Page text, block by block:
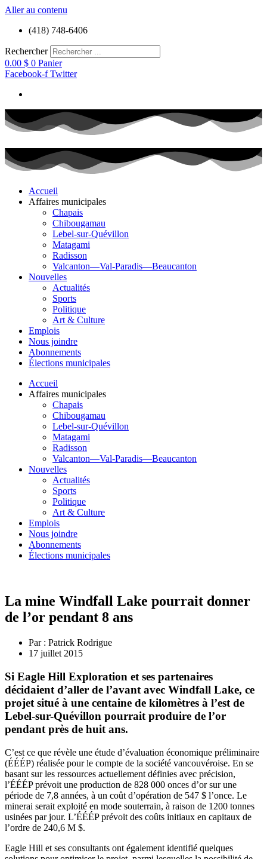
Aller au contenu
(418) 748-6406
Rechercher
0.00 $ 0 Panier
Facebook-f Twitter
Accueil
Affaires municipales
Chapais
Chibougamau
Lebel-sur-Quévillon
Matagami
Radisson
Valcanton—Val-Paradis—Beaucanton
Nouvelles
Actualités
Sports
Politique
Art & Culture
Emplois
Nous joindre
Abonnements
Élections municipales
Accueil
Affaires municipales
Chapais
Chibougamau
Lebel-sur-Quévillon
Matagami
Radisson
Valcanton—Val-Paradis—Beaucanton
Nouvelles
Actualités
Sports
Politique
Art & Culture
Emplois
Nous joindre
Abonnements
Élections municipales
La mine Windfall Lake pourrait donner
de l’or pendant 8 ans
Par : Patrick Rodrigue
17 juillet 2015
Si Eagle Hill Exploration et ses partenaires
décidaient d’aller de l’avant avec Windfall Lake, ce
projet situé à une centaine de kilomètres à l’est de
Lebel-sur-Quévillon pourrait produire de l’or
pendant près de huit ans.
C’est ce que révèle une étude d’évaluation économique préliminaire
(ÉÉÉP) réalisée pour le compte de la société vancouvéroise. En se
basant sur les ressources actuellement définies avec précision,
l’ÉÉÉP prévoit une production de 828 000 onces d’or sur une
période de 7,8 années, à un coût d’opération de 547 $ l’once. Le
minerai serait exploité en mode souterrain, à raison de 1200 tonnes
usinées par jour. L’ÉÉÉP prévoit des coûts initiaux en capitaux de
l’ordre de 240,6 M $.
Eagle Hill et ses consultants ont également identifié quelques